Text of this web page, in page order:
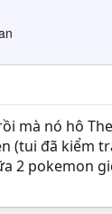
mà nó hô
(tui đã kiểm
2 pokemon